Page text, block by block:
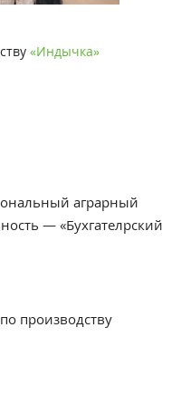
«Индычка»
аграрный
— «Бухгателрский
производству